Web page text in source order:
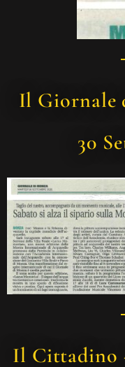
Il Giornale
30
Il Cittadino